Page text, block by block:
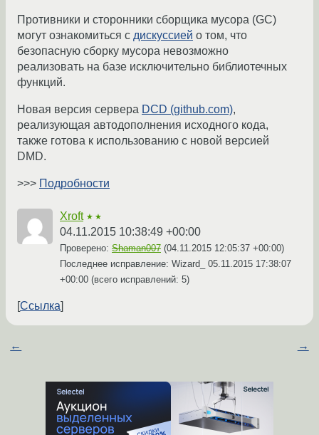
Противники и сторонники сборщика мусора (GC)
могут ознакомиться с дискуссией о том, что
безопасную сборку мусора невозможно
реализовать на базе исключительно библиотечных
функций.
Новая версия сервера DCD (github.com),
реализующая автодополнения исходного кода,
также готова к использованию с новой версией
DMD.
>>> Подробности
Xroft ★★
04.11.2015 10:38:49 +00:00
Проверено: Shaman007 (04.11.2015 12:05:37 +00:00)
Последнее исправление: Wizard_ 05.11.2015 17:38:07
+00:00 (всего исправлений: 5)
Ссылка
← →